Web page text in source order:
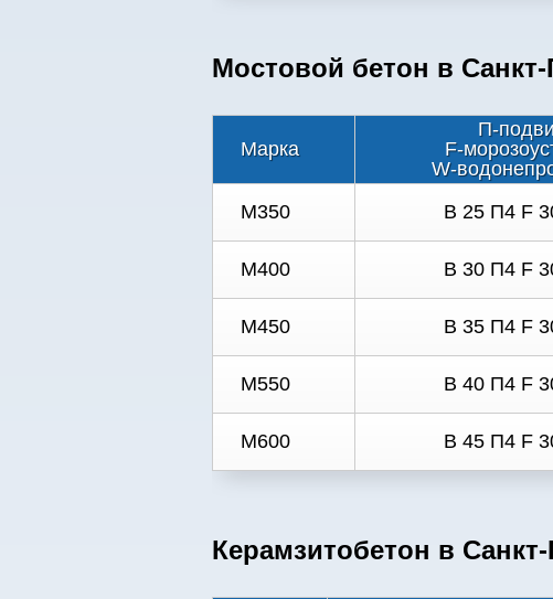
Мостовой бетон в Санкт-
Марка
П-
F-
W-
M350 B 25 П4 F
M400 B 30 П4 F
M450 B 35 П4 F
M550 B 40 П4 F
M600 B 45 П4 F
Керамзитобетон в Санкт-